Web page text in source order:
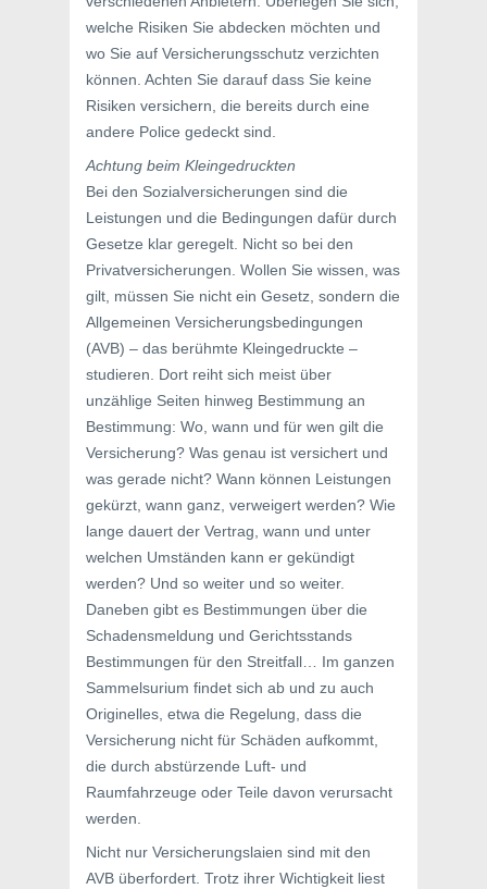
welche Risiken Sie abdecken möchten und
wo Sie auf Versicherungsschutz verzichten
können. Achten Sie darauf dass Sie keine
Risiken versichern, die bereits durch eine
andere Police gedeckt sind.
Achtung beim Kleingedruckten
Bei den Sozialversicherungen sind die
Leistungen und die Bedingungen dafür durch
Gesetze klar geregelt. Nicht so bei den
Privatversicherungen. Wollen Sie wissen, was
gilt, müssen Sie nicht ein Gesetz, sondern die
Allgemeinen Versicherungsbedingungen
(AVB) – das berühmte Kleingedruckte –
studieren. Dort reiht sich meist über
unzählige Seiten hinweg Bestimmung an
Bestimmung: Wo, wann und für wen gilt die
Versicherung? Was genau ist versichert und
was gerade nicht? Wann können Leistungen
gekürzt, wann ganz, verweigert werden? Wie
lange dauert der Vertrag, wann und unter
welchen Umständen kann er gekündigt
werden? Und so weiter und so weiter.
Daneben gibt es Bestimmungen über die
Schadensmeldung und Gerichtsstands
Bestimmungen für den Streitfall… Im ganzen
Sammelsurium findet sich ab und zu auch
Originelles, etwa die Regelung, dass die
Versicherung nicht für Schäden aufkommt,
die durch abstürzende Luft- und
Raumfahrzeuge oder Teile davon verursacht
werden.
Nicht nur Versicherungslaien sind mit den
AVB überfordert. Trotz ihrer Wichtigkeit liest